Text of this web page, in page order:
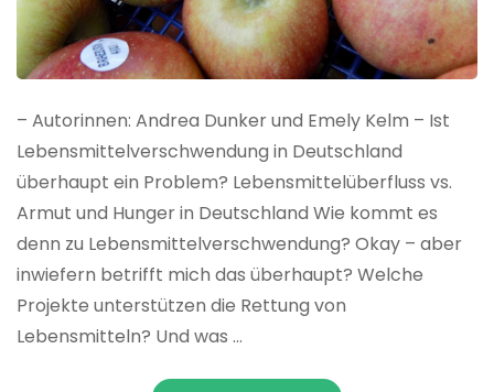
– Autorinnen: Andrea Dunker und Emely Kelm – Ist
Lebensmittelverschwendung in Deutschland
überhaupt ein Problem? Lebensmittelüberfluss vs.
Armut und Hunger in Deutschland Wie kommt es
denn zu Lebensmittelverschwendung? Okay – aber
inwiefern betrifft mich das überhaupt? Welche
Projekte unterstützen die Rettung von
Lebensmitteln? Und was …